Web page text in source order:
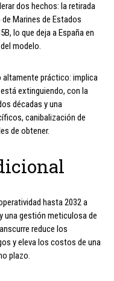
dos hechos: la retirada
Marines de Estados
lo que deja a España en
modelo.
práctico: implica
extinguiendo, con la
décadas y una
canibalización de
de obtener.
hasta 2032 a
una gestión meticulosa de
reduce los
y eleva los costos de una
plazo.